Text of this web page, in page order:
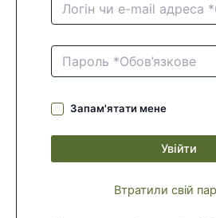
Запам'ятати мене
Увійти
Втратили свій